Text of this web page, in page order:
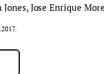
Jones, Jose Enrique